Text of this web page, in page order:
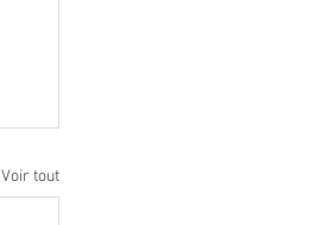
Voir tout